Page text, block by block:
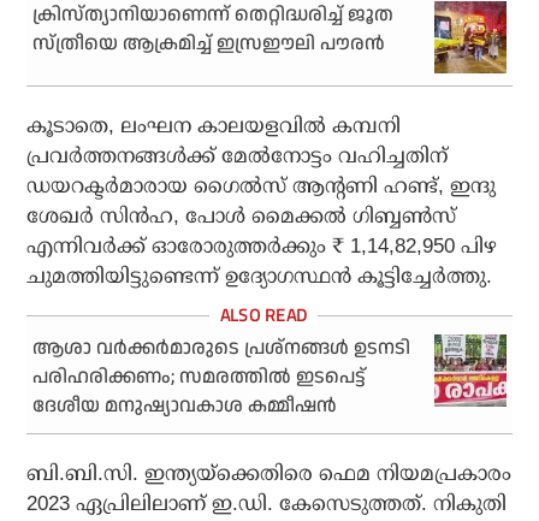
ക്രിസ്ത്യാനിയാണെന്ന് തെറ്റിദ്ധരിച്ച് ജൂത
സ്ത്രീയെ ആക്രമിച്ച് ഇസ്രഈലി പൗരൻ
കൂടാതെ, ലംഘന കാലയളവിൽ കമ്പനി
പ്രവർത്തനങ്ങൾക്ക് മേൽനോട്ടം വഹിച്ചതിന്
ഡയറക്ടർമാരായ ഗൈൽസ് ആന്റണി ഹണ്ട്, ഇന്ദു
ശേഖർ സിൻഹ, പോൾ മൈക്കൽ ഗിബ്ബൺസ്
എന്നിവർക്ക് ഓരോരുത്തർക്കും ₹ 1,14,82,950 പിഴ
ചുമത്തിയിട്ടുണ്ടെന്ന് ഉദ്യോഗസ്ഥൻ കൂട്ടിച്ചേർത്തു.
ആശാ വർക്കർമാരുടെ പ്രശ്നങ്ങൾ ഉടനടി
പരിഹരിക്കണം; സമരത്തിൽ ഇടപെട്ട്
ദേശീയ മനുഷ്യാവകാശ കമ്മീഷൻ
ബി.ബി.സി. ഇന്ത്യയ്ക്കെതിരെ ഫെമ നിയമപ്രകാരം
2023 ഏപ്രിലിലാണ് ഇ.ഡി. കേസെടുത്തത്. നികുതി